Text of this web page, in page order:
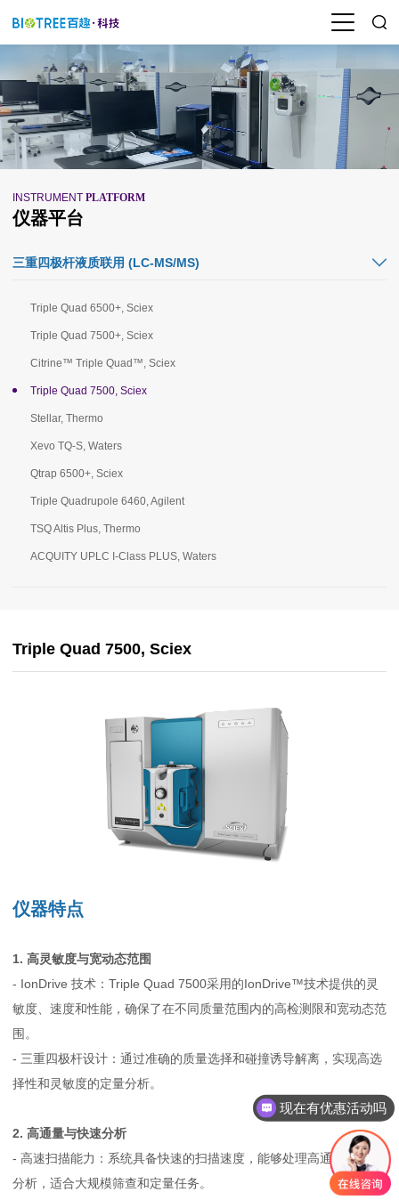
INSTRUMENT PLATFORM
仪器平台
三重四极杆液质联用 (LC-MS/MS)
Triple Quad 6500+, Sciex
Triple Quad 7500+, Sciex
Citrine™ Triple Quad™, Sciex
Triple Quad 7500, Sciex
Stellar, Thermo
Xevo TQ-S, Waters
Qtrap 6500+, Sciex
Triple Quadrupole 6460, Agilent
TSQ Altis Plus, Thermo
ACQUITY UPLC I-Class PLUS, Waters
Triple Quad 7500, Sciex
仪器特点
1. 高灵敏度与宽动态范围
- IonDrive 技术：Triple Quad 7500采用的IonDrive™技术提供的灵
敏度、速度和性能，确保了在不同质量范围内的高检测限和宽动态范
围。
- 三重四极杆设计：通过准确的质量选择和碰撞诱导解离，实现高选
择性和灵敏度的定量分析。
2. 高通量与快速分析
- 高速扫描能力：系统具备快速的扫描速度，能够处理高通量的样品
分析，适合大规模筛查和定量任务。
现在有优惠活动吗